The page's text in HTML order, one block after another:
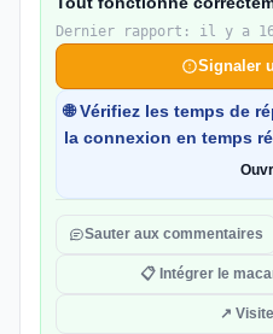
Dernier rapport: il y a 16
Signaler
🌐 Vérifiez les temps de
la connexion en temps
Sauter aux commentaires
📋 Intégrer le
↗